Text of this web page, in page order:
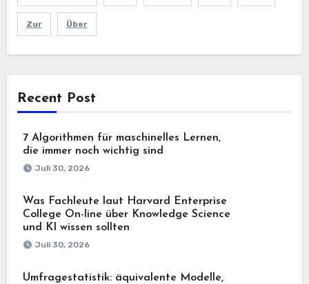
Zur Über
Recent Post
7 Algorithmen für maschinelles Lernen,
die immer noch wichtig sind
Juli 30, 2026
Was Fachleute laut Harvard Enterprise
College On-line über Knowledge Science
und KI wissen sollten
Juli 30, 2026
Umfragestatistik: äquivalente Modelle,